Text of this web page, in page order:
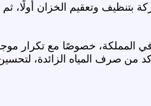
وتعقيم الخزان أولًا، ثم
المملكة، خصوصًا مع تكرار
من صرف المياه الزائدة،